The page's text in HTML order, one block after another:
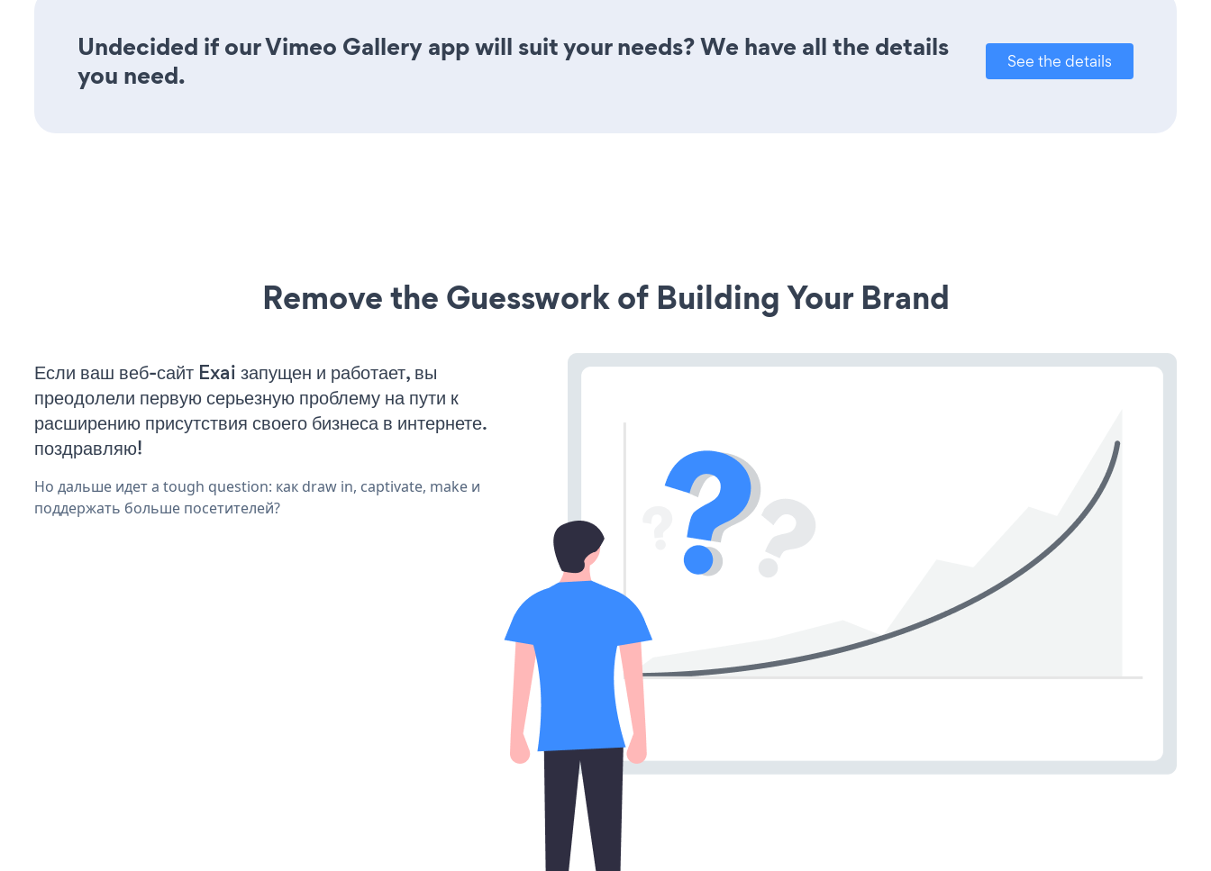
Undecided if our Vimeo Gallery app will suit your needs? We have all the details
you need.
See the details
Remove the Guesswork of Building Your Brand
Если ваш веб-сайт Exai запущен и работает, вы
преодолели первую серьезную проблему на пути к
расширению присутствия своего бизнеса в интернете.
поздравляю!
Но дальше идет a tough question: как draw in, captivate, make и
поддержать больше посетителей?